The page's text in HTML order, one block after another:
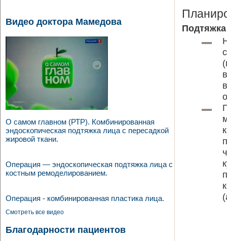
Видео доктора Мамедова
О самом главном (РТР). Комбинированная
эндоскопическая подтяжка лица с пересадкой
жировой ткани.
Операция — эндоскопическая подтяжка лица с
костным ремоделированием.
Операция - комбинированная пластика лица.
Смотреть все видео
Благодарности пациентов